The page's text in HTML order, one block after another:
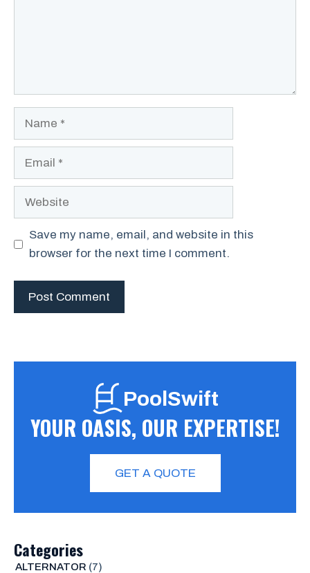
Website
Save my name, email, and website in this
browser for the next time I comment.
PoolSwift
YOUR OASIS, OUR EXPERTISE!
GET A QUOTE
Categories
ALTERNATOR (7)